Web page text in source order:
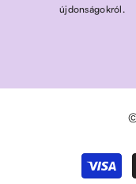
újdonságokról.